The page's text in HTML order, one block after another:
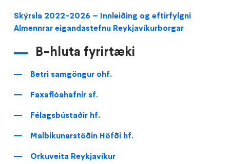
Skýrsla 2022-2026 – Innleiðing og eftirfylgni
Almennrar eigandastefnu Reykjavíkurborgar
B-hluta fyrirtæki
Betri samgöngur ohf.
Faxaflóahafnir sf.
Félagsbústaðir hf.
Malbikunarstöðin Höfði hf.
Orkuveita Reykjavíkur